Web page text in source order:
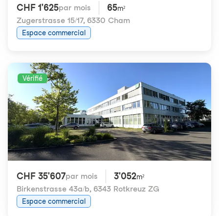
CHF 1'625par mois 65m²
Zugerstrasse 15/17, 6330 Cham
Espace commercial
Vérifié
CHF 35'607par mois 3'052m²
Birkenstrasse 43a/b, 6343 Rotkreuz ZG
Espace commercial